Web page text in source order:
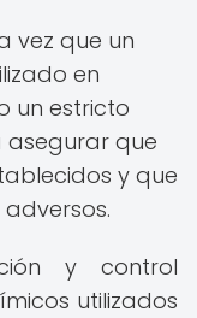
vez que un
en
un estricto
que
y que
y control
utilizados